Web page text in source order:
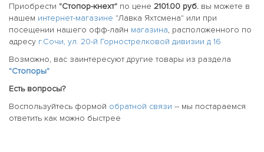
Приобрести "Стопор-кнехт" по цене 2101.00 руб. вы можете в
нашем интернет-магазине "Лавка Яхтсмена" или при
посещении нашего офф-лайн магазина, расположенного по
адресу г.Сочи, ул. 20-й Горнострелковой дивизии д 16
Возможно, вас заинтересуют другие товары из раздела
"Стопоры"
Есть вопросы?
Воспользуйтесь формой обратной связи -- мы постараемся
ответить как можно быстрее